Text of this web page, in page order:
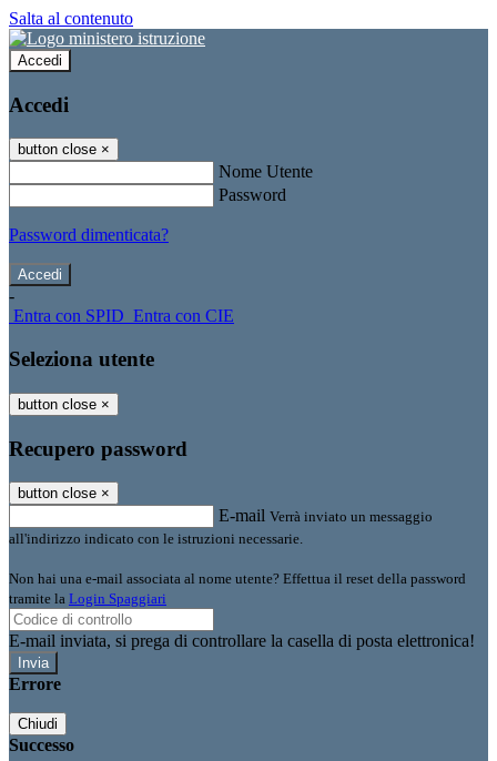
Salta al contenuto
Accedi
Accedi
button close ×
Nome Utente
Password
Password dimenticata?
-
Entra con SPID Entra con CIE
Seleziona utente
button close ×
Recupero password
button close ×
E-mail Verrà inviato un messaggio
all'indirizzo indicato con le istruzioni necessarie.
Non hai una e-mail associata al nome utente? Effettua il reset della password
tramite la Login Spaggiari
E-mail inviata, si prega di controllare la casella di posta elettronica!
Errore
Chiudi
Successo